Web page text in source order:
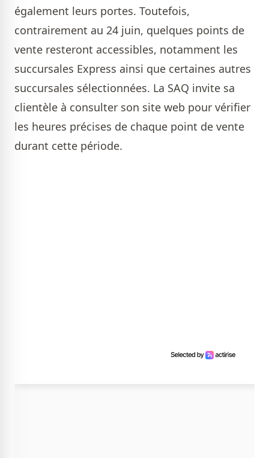
également leurs portes. Toutefois,
contrairement au 24 juin, quelques points de
vente resteront accessibles, notamment les
succursales Express ainsi que certaines autres
succursales sélectionnées. La SAQ invite sa
clientèle à consulter son site web pour vérifier
les heures précises de chaque point de vente
durant cette période.